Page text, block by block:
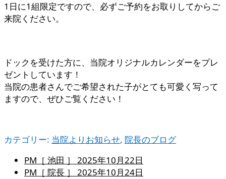
1日に1組限定ですので、必ずご予約をお取りしてからご
来院ください。
ドックを受けた方に、当院オリジナルカレンダーをプレ
ゼントしています！
当院の患者さんでご希望された子がとても可愛く写って
ますので、ぜひご覧ください！
カテゴリー: 当院よりお知らせ, 院長のブログ
PM［ 池田 ］ 2025年10月22日
PM［ 院長 ］ 2025年10月24日